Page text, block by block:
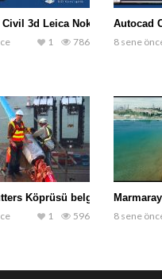
3d Leica Nokta Aktarma
786
1
Autocad
8 sene
Köprüsü belgeseli
596
1
8 sene